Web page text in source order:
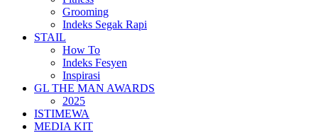
Grooming
Indeks Segak Rapi
STAIL
How To
Indeks Fesyen
Inspirasi
GL THE MAN AWARDS
2025
ISTIMEWA
MEDIA KIT